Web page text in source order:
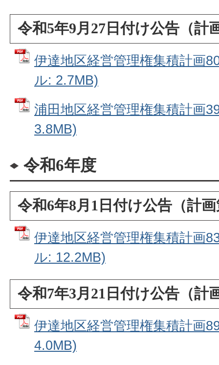
令和5年9月27日付け公告（計
伊達地区経営管理権集積計画
ル: 2.7MB)
浦田地区経営管理権集積計画
3.8MB)
令和6年度
令和6年8月1日付け公告（計
伊達地区経営管理権集積計画
ル: 12.2MB)
令和7年3月21日付け公告（計
伊達地区経営管理権集積計画
4.0MB)